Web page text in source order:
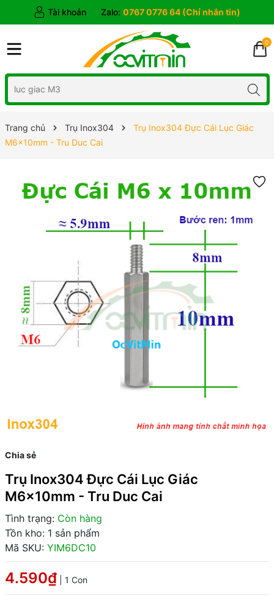
Tài khoản Zalo: 0767 0776 64 (Chỉ nhắn tin)
0
Trang chủ Trụ Inox304
Trụ Inox304 Đực Cái Lục Giác
M6x10mm - Tru Duc Cai
Chia sẻ
Trụ Inox304 Đực Cái Lục Giác
M6x10mm - Tru Duc Cai
Tình trạng: Còn hàng
Tồn kho: 1 sản phẩm
Mã SKU: YIM6DC10
4.590₫ | 1 Con